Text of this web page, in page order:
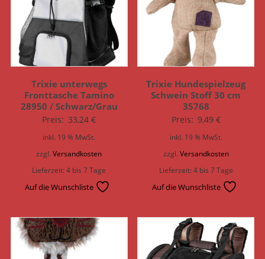
Trixie unterwegs
Fronttasche Tamino
28950 / Schwarz/Grau
Preis: 33,24€
inkl. 19 % MwSt.
zzgl.Versandkosten
Lieferzeit:4 bis 7 Tage
Auf die Wunschliste
Trixie Hundespielzeug
Schwein Stoff 30 cm
35768
Preis: 9,49 €
inkl. 19 % MwSt.
zzgl. Versandkosten
Lieferzeit:4 bis 7 Tage
Auf die Wunschliste